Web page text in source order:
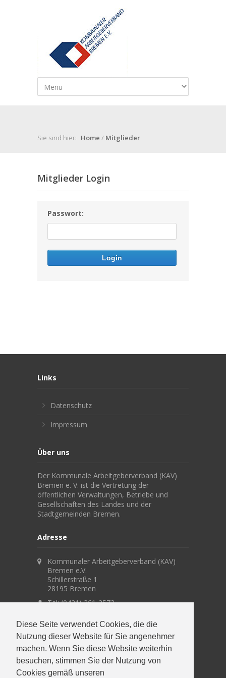
Diese Seite verwendetCookies, die die
Nutzung dieser Website für Sie angenehmer
machen. Wenn Sie diese Website weiterhin
besuchen, stimmen Sie der Nutzung von
Cookies gemäß unseren
Sie sind hier: Home / Mitglieder
Mitglieder Login
Passwort:
Links
Datenschutz
Impressum
Über uns
Der Kommunale Arbeitgeberverband (KAV)
Bremen e. V. ist die Vertretung der
öffentlichen Verwaltungen, Betriebe und
Gesellschaften des Landes und der
Stadtgemeinden Bremen.
Adresse
Kommunaler Arbeitgeberverband (KAV)
Bremen e.V.
Schillerstraße 1
28195 Bremen
Tel: (0421) 361-2572
Suche